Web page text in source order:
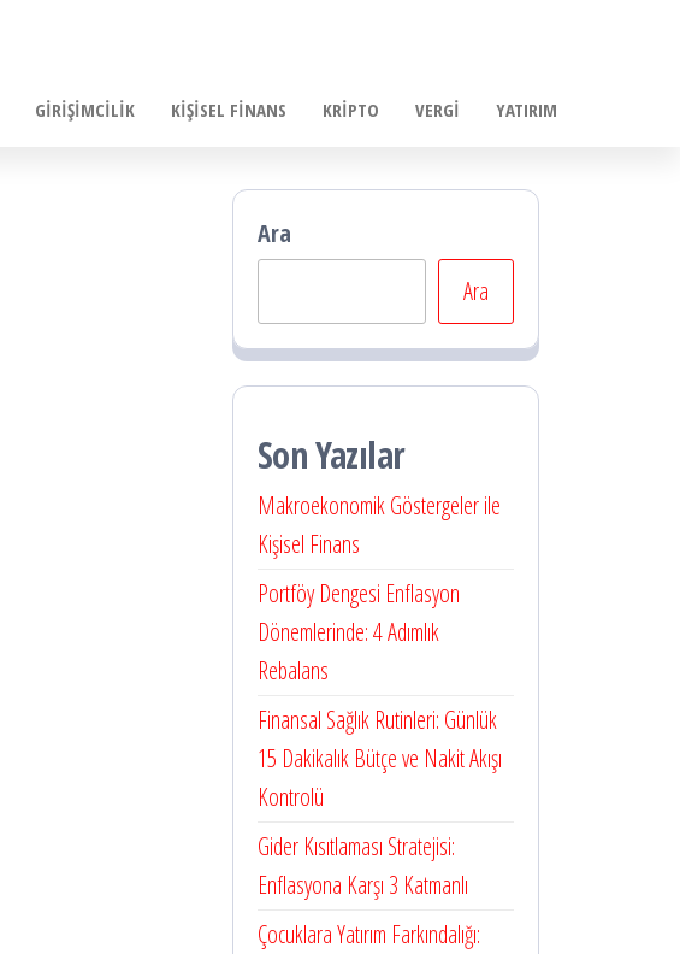
GIRIŞIMCILIK KIŞISEL FINANS KRIPTO VERGI YATIRIM
Ara
Ara
Son Yazılar
Makroekonomik Göstergeler ile
Kişisel Finans
Portföy Dengesi Enflasyon
Dönemlerinde: 4 Adımlık
Rebalans
Finansal Sağlık Rutinleri: Günlük
15 Dakikalık Bütçe ve Nakit Akışı
Kontrolü
Gider Kısıtlaması Stratejisi:
Enflasyona Karşı 3 Katmanlı
Çocuklara Yatırım Farkındalığı: